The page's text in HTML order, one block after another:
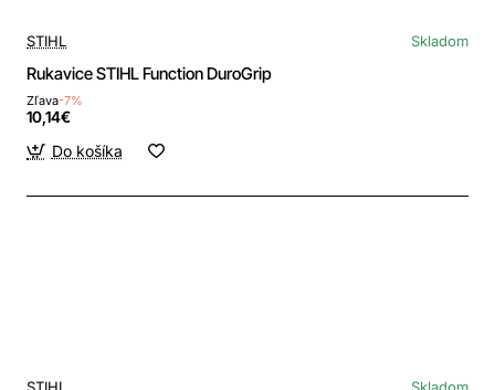
STIHL Skladom
Rukavice STIHL Function DuroGrip
Zľava-7%
10,14€
Do košíka